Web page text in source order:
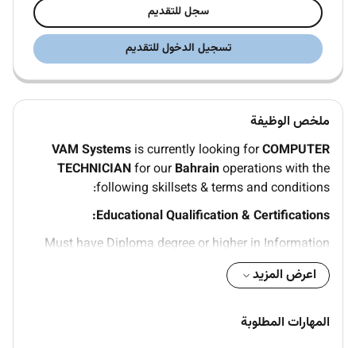
سجل للتقديم
تسجيل الدخول للتقديم
ملخص الوظيفة
VAM Systems is currently looking forCOMPUTER
TECHNICIANfor ourBahrainoperations with the
following skillsets & terms and conditions:
Educational Qualification & Certifications:
Must have Diploma degree or higher in Information
Systems Computer Science Computer Engineering IT
or a related field.
(Preferable).
اعرض المزيد
المهارات المطلوبة